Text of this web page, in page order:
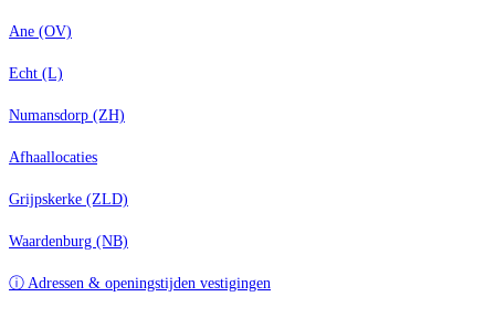
Ane (OV)
Echt (L)
Numansdorp (ZH)
Afhaallocaties
Grijpskerke (ZLD)
Waardenburg (NB)
ⓘ Adressen & openingstijden vestigingen